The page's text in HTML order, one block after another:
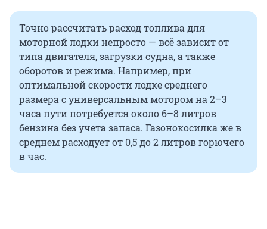
Точно рассчитать расход топлива для
моторной лодки непросто — всё зависит от
типа двигателя, загрузки судна, а также
оборотов и режима. Например, при
оптимальной скорости лодке среднего
размера с универсальным мотором на 2–3
часа пути потребуется около 6–8 литров
бензина без учета запаса. Газонокосилка же в
среднем расходует от 0,5 до 2 литров горючего
в час.